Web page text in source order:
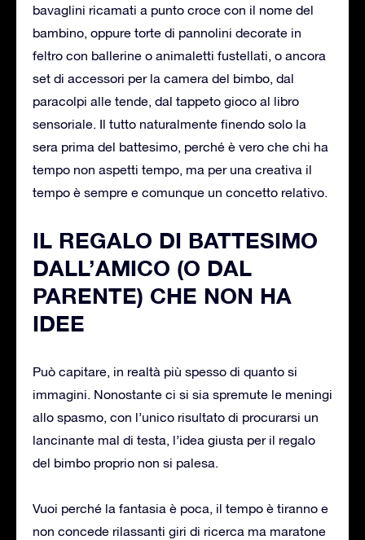
bavaglini ricamati a punto croce con il nome del
bambino, oppure torte di pannolini decorate in
feltro con ballerine o animaletti fustellati, o ancora
set di accessori per la camera del bimbo, dal
paracolpi alle tende, dal tappeto gioco al libro
sensoriale. Il tutto naturalmente finendo solo la
sera prima del battesimo, perché è vero che chi ha
tempo non aspetti tempo, ma per una creativa il
tempo è sempre e comunque un concetto relativo.
IL REGALO DI BATTESIMO
DALL’AMICO (O DAL
PARENTE) CHE NON HA
IDEE
Può capitare, in realtà più spesso di quanto si
immagini. Nonostante ci si sia spremute le meningi
allo spasmo, con l’unico risultato di procurarsi un
lancinante mal di testa, l’idea giusta per il regalo
del bimbo proprio non si palesa.
Vuoi perché la fantasia è poca, il tempo è tiranno e
non concede rilassanti giri di ricerca ma maratone